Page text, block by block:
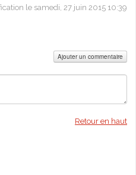
le samedi, 27 juin 2015 10:39
Ajouter un commentaire
Retour en haut